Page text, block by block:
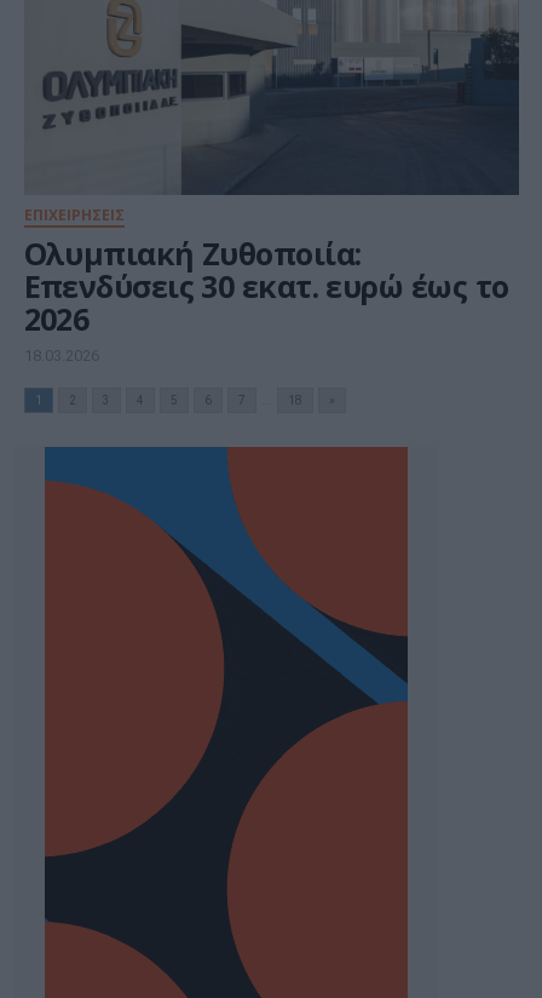
ΕΠΙΧΕΙΡΗΣΕΙΣ
Ολυμπιακή Ζυθοποιία:
Επενδύσεις 30 εκατ. ευρώ έως το
2026
18.03.2026
1 2 3 4 5 6 7 18